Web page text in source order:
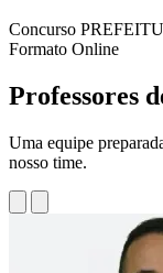
Concurso
Formato Online
Professores
Uma equipe
nosso time.